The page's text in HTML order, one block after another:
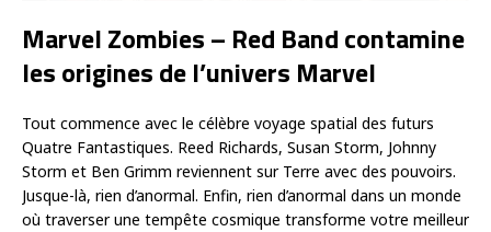
Marvel Zombies – Red Band contamine
les origines de l’univers Marvel
Tout commence avec le célèbre voyage spatial des futurs
Quatre Fantastiques. Reed Richards, Susan Storm, Johnny
Storm et Ben Grimm reviennent sur Terre avec des pouvoirs.
Jusque-là, rien d’anormal. Enfin, rien d’anormal dans un monde
où traverser une tempête cosmique transforme votre meilleur